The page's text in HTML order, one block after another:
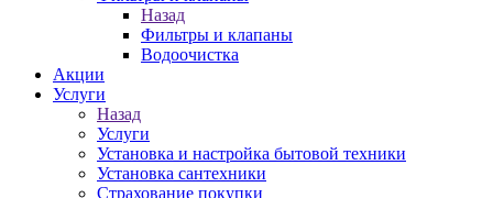
Назад
Фильтры и клапаны
Водоочистка
Акции
Услуги
Назад
Услуги
Установка и настройка бытовой техники
Установка сантехники
Страхование покупки